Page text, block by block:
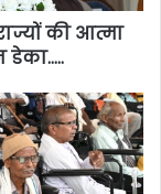
की आत्मा
डेका…..